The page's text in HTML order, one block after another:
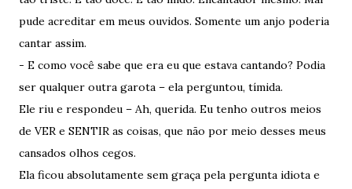
pude acreditar em meus ouvidos. Somente um anjo poderia
cantar assim.
- E como você sabe que era eu que estava cantando? Podia
ser qualquer outra garota – ela perguntou, tímida.
Ele riu e respondeu – Ah, querida. Eu tenho outros meios
de VER e SENTIR as coisas, que não por meio desses meus
cansados olhos cegos.
Ela ficou absolutamente sem graça pela pergunta idiota e